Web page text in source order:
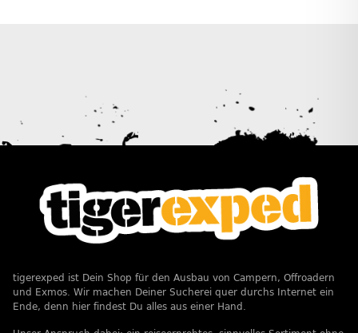
tigerexped ist Dein Shop für den Ausbau von Campern, Offroadern
und Exmos. Wir machen Deiner Sucherei quer durchs Internet ein
Ende, denn hier findest Du alles aus einer Hand.